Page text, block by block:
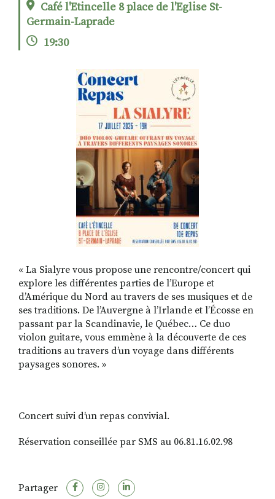
FACEBOOKINSTAGRAM
LINKEDINYOUTUBE
Café l'Etincelle 8 place de l'Eglise St-
Germain-Laprade
19:30
« La Sialyre vous propose une rencontre/concert qui
explore les différentes parties de l’Europe et
d’Amérique du Nord au travers de ses musiques et de
ses traditions. De l’Auvergne à l’Irlande et l’Écosse en
passant par la Scandinavie, le Québec… Ce duo
violon guitare, vous emmène à la découverte de ces
traditions au travers d’un voyage dans différents
paysages sonores. »
Concert suivi d’un repas convivial.
Réservation conseillée par SMS au 06.81.16.02.98
Partager